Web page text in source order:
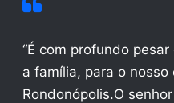
“É com profundo
a família, para o
Rondonópolis.O